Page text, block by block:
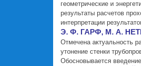
геометрические и
результаты расчетов
интерпретации
Э. Ф. ГАРФ, М. А.
Отмечена актуальность
утонение стенки
Обосновывается